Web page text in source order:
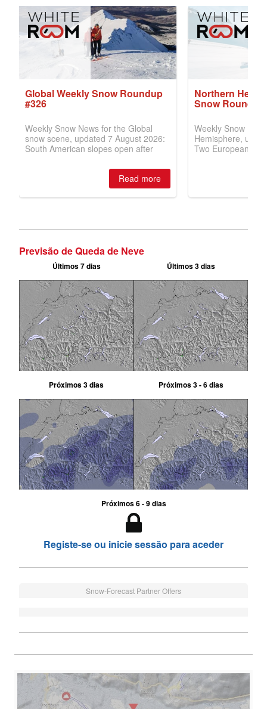
Previsão de Queda de Neve
Últimos 7 dias Últimos 3 dias
Próximos 3 dias Próximos 3 - 6 dias
Próximos 6 - 9 dias
Registe-se ou inicie sessão para aceder
Snow-Forecast Partner Offers